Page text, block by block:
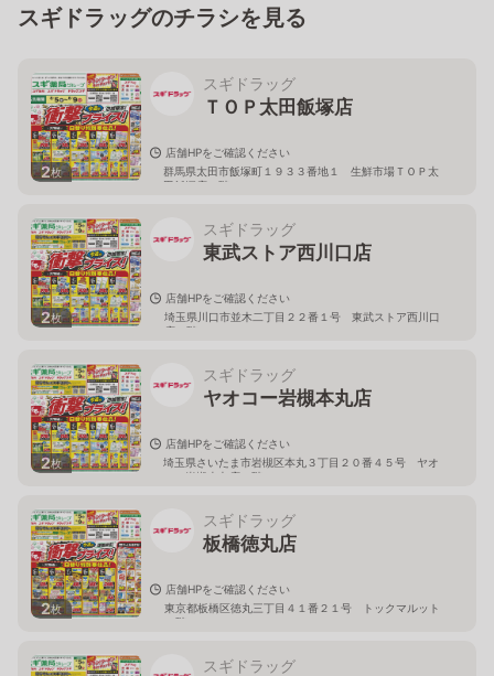
スギドラッグのチラシを見る
2枚
スギドラッグ
ＴＯＰ太田飯塚店
店舗HPをご確認ください
群馬県太田市飯塚町１９３３番地１ 生鮮市場ＴＯＰ太
田飯塚店１階
2枚
スギドラッグ
東武ストア西川口店
店舗HPをご確認ください
埼玉県川口市並木二丁目２２番１号 東武ストア西川口
店２階
2枚
スギドラッグ
ヤオコー岩槻本丸店
店舗HPをご確認ください
埼玉県さいたま市岩槻区本丸３丁目２０番４５号 ヤオ
コー岩槻本丸店２階
2枚
スギドラッグ
板橋徳丸店
店舗HPをご確認ください
東京都板橋区徳丸三丁目４１番２１号 トックマルット
１階
スギドラッグ